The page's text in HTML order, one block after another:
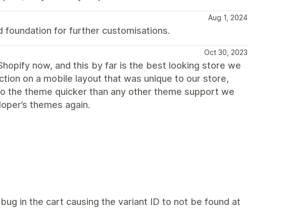
Aug 1, 2024
foundation for further customisations.
Oct 30, 2023
now, and this by far is the best looking store we
on a mobile layout that was unique to our store,
the theme quicker than any other theme support we
themes again.
in the cart causing the variant ID to not be found at